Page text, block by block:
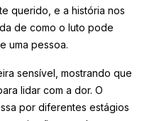
querido, e a história nos
de como o luto pode
uma pessoa.
sensível, mostrando que
lidar com a dor. O
por diferentes estágios